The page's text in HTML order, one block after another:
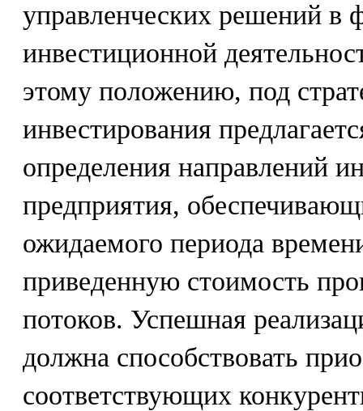
управленческих решений в
инвестиционной
этому положению, под
инвестирования
определения направлений
предприятия,
ожидаемого периода
приведенную стоимость
потоков. Успешная
должна способствовать
соответствующих